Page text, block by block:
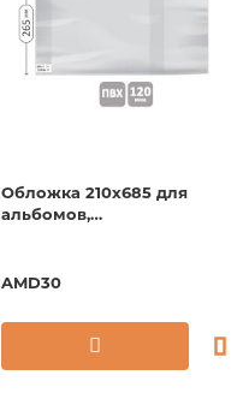
Обложка 210х685 для
альбомов,
слоем, Greenwich line
AMD30